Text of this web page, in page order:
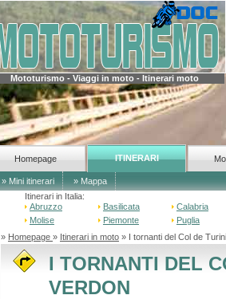
Mototurismo - Viaggi in moto - Itinerari moto
Homepage ITINERARI
» Mini itinerari
» Mappa
Itinerari in Italia:
Abruzzo
Basilicata Calabria
Molise
Piemonte Puglia
» Homepage » Itinerari in moto» I tornanti del Col de
I TORNANTI DEL
VERDON